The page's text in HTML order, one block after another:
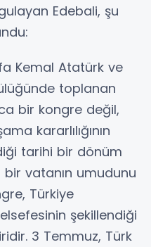
Edebali, şu
Kemal Atatürk ve
toplanan
bir kongre değil,
kararlılığının
tarihi bir dönüm
bir vatanın umudunu
Türkiye
şekillendiği
3 Temmuz, Türk